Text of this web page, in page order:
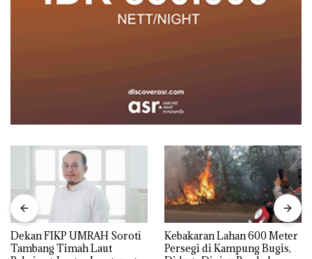
Dekan FIKP UMRAH Soroti
Tambang Timah Laut
Kebakaran Lahan 600 Meter
Persegi di Kampung Bugis,